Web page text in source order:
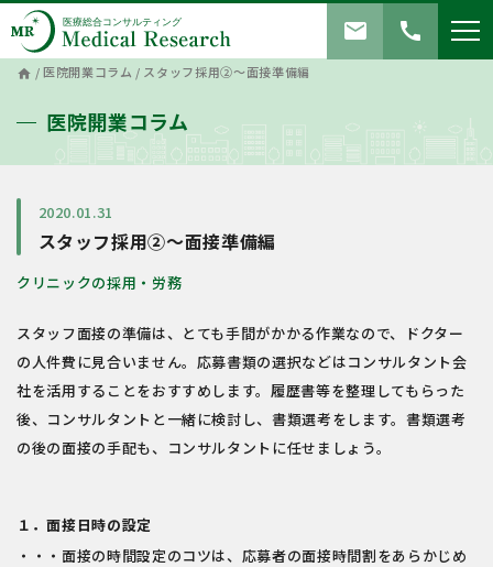
call
mail
home /医院開業コラム / スタッフ採用②～面接準備編
医院開業コラム
2020.01.31
スタッフ採用②～面接準備編
クリニックの採用・労務
スタッフ面接の準備は、とても手間がかかる作業なので、ドクター
の人件費に見合いません。応募書類の選択などはコンサルタント会
社を活用することをおすすめします。履歴書等を整理してもらった
後、コンサルタントと一緒に検討し、書類選考をします。書類選考
の後の面接の手配も、コンサルタントに任せましょう。
１．面接日時の設定
・・・面接の時間設定のコツは、応募者の面接時間割をあらかじめ